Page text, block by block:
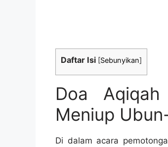
Daftar Isi [Sebunyikan]
Doa Aqiqah
Meniup
Di dalam acara